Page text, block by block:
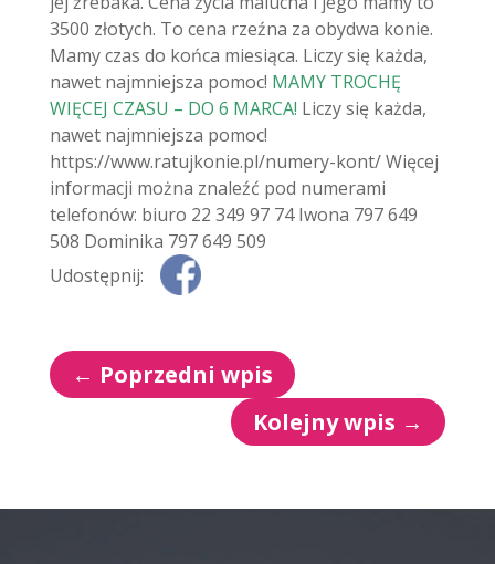
3500 złotych. To cena rzeźna za obydwa konie.
Mamy czas do końca miesiąca. Liczy się każda,
nawet najmniejsza pomoc! MAMY TROCHĘ
WIĘCEJ CZASU – DO 6 MARCA! Liczy się każda,
nawet najmniejsza pomoc!
https://www.ratujkonie.pl/numery-kont/ Więcej
informacji można znaleźć pod numerami
telefonów: biuro 22 349 97 74 Iwona 797 649
508 Dominika 797 649 509
Udostępnij:
← Poprzedni wpis
Kolejny wpis →